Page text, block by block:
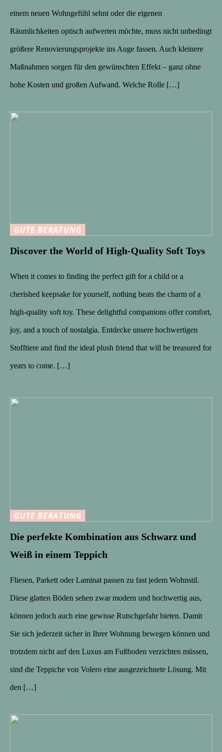
einem neuen Wohngefühl sehnt oder die eigenen
Räumlichkeiten optisch aufwerten möchte, muss nicht unbedingt
größere Renovierungsprojekte ins Auge fassen. Auch kleinere
Maßnahmen sorgen für den gewünschten Effekt – ganz ohne
hohe Kosten und großen Aufwand. Welche Rolle […]
GUTE BERATUNG
Discover the World of High-Quality Soft Toys
When it comes to finding the perfect gift for a child or a
cherished keepsake for yourself, nothing beats the charm of a
high-quality soft toy. These delightful companions offer comfort,
joy, and a touch of nostalgia. Entdecke unsere hochwertigen
Stofftiere and find the ideal plush friend that will be treasured for
years to come. […]
GUTE BERATUNG
Die perfekte Kombination aus Schwarz und
Weiß in einem Teppich
Fliesen, Parkett oder Laminat passen zu fast jedem Wohnstil.
Diese glatten Böden sehen zwar modern und hochwertig aus,
können jedoch auch eine gewisse Rutschgefahr bieten. Damit
Sie sich jederzeit sicher in Ihrer Wohnung bewegen können und
trotzdem nicht auf den Luxus am Fußboden verzichten müssen,
sind die Teppiche von Volero eine ausgezeichnete Lösung. Mit
den […]